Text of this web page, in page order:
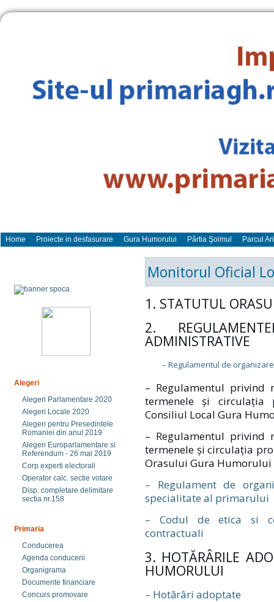
Home Proiecte in desfasurare Gura Humorului Pârtia Şoimul Parcul
Alegeri
Alegeri Parlamentare 2020
Alegeri Locale 2020
Alegeri pentru Presedintele
Romaniei din anul 2019
Alegeri Europarlamentare si
Referendum - 26 mai 2019
Corp experti electorali
Operator calc. sectie votare
Disp. completare delimitare
sectia nr.158
Primaria
Conducerea
Agenda conducerii
Organigrama
Documente financiare
Concurs promovare
Monitorul Oficial
1. STATUTUL
2.
ADMINISTRATIVE
– Regulamentul de
– Regulamentul privind
termenele și circulația
Consiliul Local Gura
– Regulamentul privind
termenele și circulația
Orasului Gura Humorului
– Regulament de
specialitate al primarului
– Codul de etica si
contractuali
3. HOTĂRÂRILE
HUMORULUI
– Hotărâri adoptate